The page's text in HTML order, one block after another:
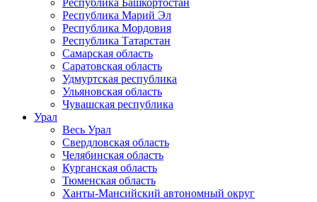
Республика Башкортостан
Республика Марий Эл
Республика Мордовия
Республика Татарстан
Самарская область
Саратовская область
Удмуртская республика
Ульяновская область
Чувашская республика
Урал
Весь Урал
Свердловская область
Челябинская область
Курганская область
Тюменская область
Ханты-Мансийский автономный округ